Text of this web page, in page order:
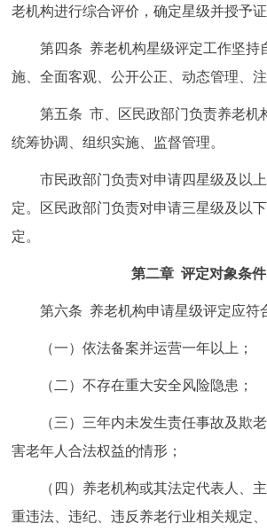
老机构进行综合评价，确定星级并授予证
第四条 养老机构星级评定工作坚持
施、全面客观、公开公正、动态管理、注
第五条 市、区民政部门负责养老机
统筹协调、组织实施、监督管理。
市民政部门负责对申请四星级及以上
定。区民政部门负责对申请三星级及以
定。
第二章 评定对象条件
第六条 养老机构申请星级评定应符
（一）依法备案并运营一年以上；
（二）不存在重大安全风险隐患；
（三）三年内未发生责任事故及欺老
害老年人合法权益的情形；
（四）养老机构或其法定代表人、主
重违法、违纪、违反养老行业相关规定